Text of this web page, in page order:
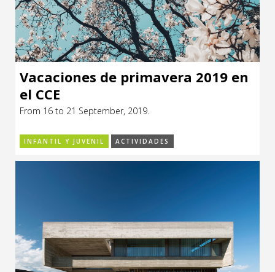
Vacaciones de primavera 2019 en
el CCE
From 16 to 21 September, 2019.
INFANTIL Y JUVENIL ACTIVIDADES